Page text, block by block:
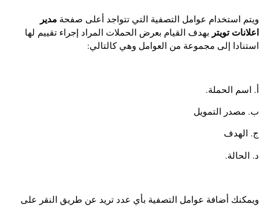
ويتم استخدام عوامل التصفية التي تتواجد أعلى صفحةمدير
اعلانات تويتربهدف القيام بعرض الحملات المراد إجراء تقييم لها
استنادا إلى مجموعة من العوامل وهي كالتالي:
أ. اسم الحملة.
ب. مصدر التمويل
ج. الهدف
د. الحالة.
ويمكنك أضافة عوامل التصفية بأي عدد تريد عن طريق النقر على